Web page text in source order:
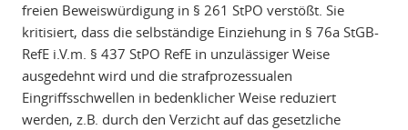
freien Beweiswürdigung in § 261 StPO verstößt. Sie
kritisiert, dass die selbständige Einziehung in § 76a StGB-
RefE i.V.m. § 437 StPO RefE in unzulässiger Weise
ausgedehnt wird und die strafprozessualen
Eingriffsschwellen in bedenklicher Weise reduziert
werden, z.B. durch den Verzicht auf das gesetzliche